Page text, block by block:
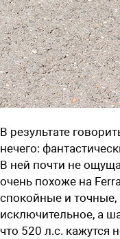
В результате
нечего:
В ней почти не
очень похоже на
спокойные и точные,
исключительное, а
что 520 л.с. кажутся